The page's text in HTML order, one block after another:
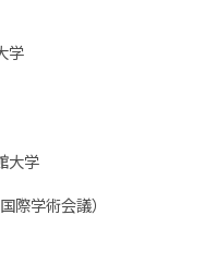
学
大学
際学術会議）